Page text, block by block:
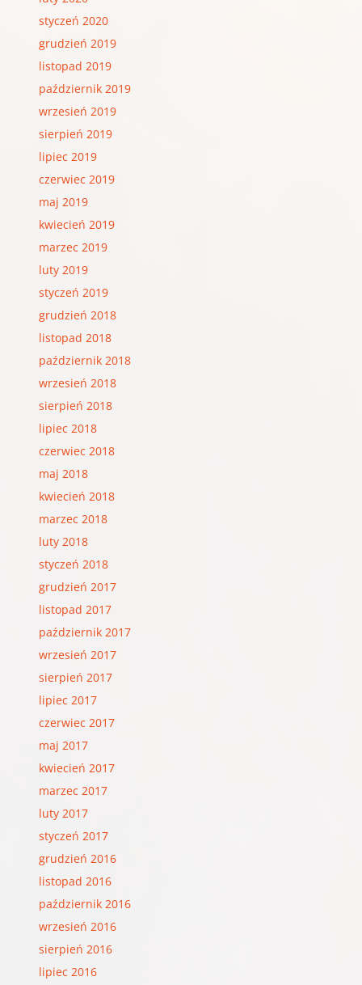
styczeń 2020
grudzień 2019
listopad 2019
październik 2019
wrzesień 2019
sierpień 2019
lipiec 2019
czerwiec 2019
maj 2019
kwiecień 2019
marzec 2019
luty 2019
styczeń 2019
grudzień 2018
listopad 2018
październik 2018
wrzesień 2018
sierpień 2018
lipiec 2018
czerwiec 2018
maj 2018
kwiecień 2018
marzec 2018
luty 2018
styczeń 2018
grudzień 2017
listopad 2017
październik 2017
wrzesień 2017
sierpień 2017
lipiec 2017
czerwiec 2017
maj 2017
kwiecień 2017
marzec 2017
luty 2017
styczeń 2017
grudzień 2016
listopad 2016
październik 2016
wrzesień 2016
sierpień 2016
lipiec 2016